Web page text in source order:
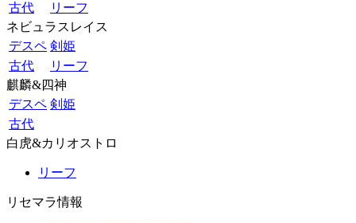
古代
リーフ
ネビュラスレイス
デスペ 剣姫
古代
リーフ
麒麟&四神
デスペ 剣姫
古代
白虎&カリオストロ
リーフ
リセマラ情報